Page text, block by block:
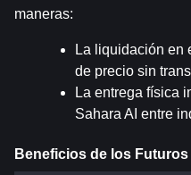
maneras:
La liquidación en
de precio sin
La entrega física
Sahara AI entre
Beneficios de los Futuros